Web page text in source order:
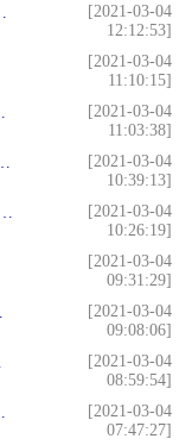
[2021-03-04
12:12:53]
[2021-03-04
11:10:15]
[2021-03-04
11:03:38]
[2021-03-04
10:39:13]
[2021-03-04
10:26:19]
[2021-03-04
09:31:29]
[2021-03-04
09:08:06]
[2021-03-04
08:59:54]
[2021-03-04
07:47:27]